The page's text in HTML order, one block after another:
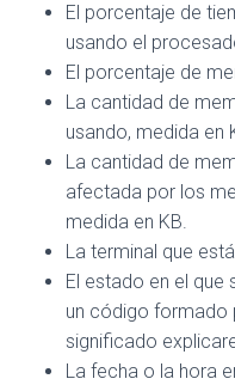
El porcentaje de
usando el
El porcentaje de
La cantidad de
usando, medida en
La cantidad de
afectada por los
medida en KB.
La terminal que
El estado en el que
un código formado
significado
La fecha o la hora